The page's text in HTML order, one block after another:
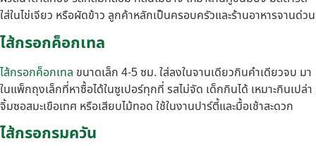
ใส่ในไข่เจียว หรือผัดข้าว ลูกค้าหลักเป็นครอบครัวและร้านอาหารจานด่วน
ไส้กรอกค็อกเทล
ไส้กรอกค็อกเทล ขนาดเล็ก 4-5 ซม. ใส่ลงในจานเดียวกินคำเดียวจบ มา
ในแพ็กถุงเล็กที่หาซื้อได้ในซูเปอร์ทุกที่ รสไม่จัด เด็กกินได้ เหมาะกินเปล่า
จิ้มซอสมะเขือเทศ หรือเสียบไม้ทอด ใช้ในงานปาร์ตี้และมื้อเช้าสะดวก
ไส้กรอกรมควัน